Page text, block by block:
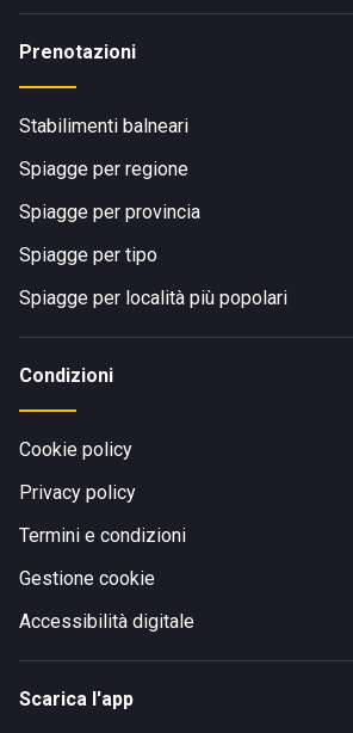
Prenotazioni
Stabilimenti balneari
Spiagge per regione
Spiagge per provincia
Spiagge per tipo
Spiagge per località più popolari
Condizioni
Cookie policy
Privacy policy
Termini e condizioni
Gestione cookie
Accessibilità digitale
Scarica l'app